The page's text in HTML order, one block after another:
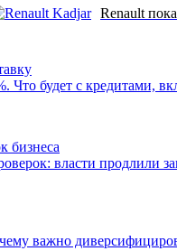
Renault
Что будет с кредитами,
власти продлили
важно